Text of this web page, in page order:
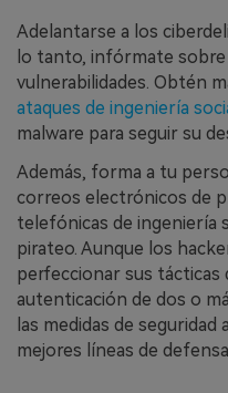
Adelantarse a los
lo tanto, infórmate
vulnerabilidades. Obtén
ataques de ingeniería
malware para seguir su
Además, forma a tu
correos electrónicos de
telefónicas de ingeniería
pirateo. Aunque los
perfeccionar sus tácticas
autenticación de dos o
las medidas de
mejores líneas de